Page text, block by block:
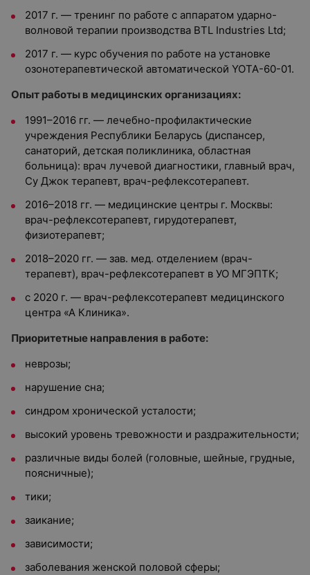
2017 г. — тренинг по работе с аппаратом ударно-
волновой терапии производства BTL Industries Ltd;
2017 г. — курс обучения по работе на установке
озонотерапевтической автоматической YOTA-60-01.
Опыт работы в медицинских организациях:
1991–2016 гг. — лечебно-профилактические
учреждения Республики Беларусь (диспансер,
санаторий, детская поликлиника, областная
больница): врач лучевой диагностики, главный врач,
Су Джок терапевт, врач-рефлексотерапевт.
2016–2018 гг. — медицинские центры г. Москвы:
врач-рефлексотерапевт, гирудотерапевт,
физиотерапевт;
2018–2020 гг. — зав. мед. отделением (врач-
терапевт), врач-рефлексотерапевт в УО МГЭПТК;
с 2020 г. — врач-рефлексотерапевт медицинского
центра «А Клиника».
Приоритетные направления в работе:
неврозы;
нарушение сна;
синдром хронической усталости;
высокий уровень тревожности и раздражительности;
различные виды болей (головные, шейные, грудные,
поясничные);
тики;
заикание;
зависимости;
заболевания женской половой сферы;